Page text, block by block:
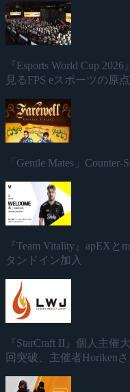
『Esports World Cup
見るFPS eスポーツの原点
「Gentle Mates」
『Team Vitality』apEX
タンドイン加入
『StarCraft II』個人主催
回突破、主催者Horiken